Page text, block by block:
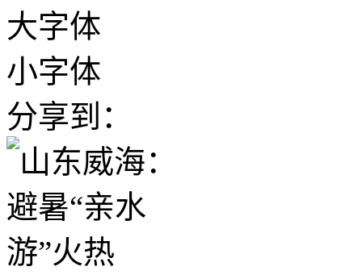
大字体
小字体
分享到：